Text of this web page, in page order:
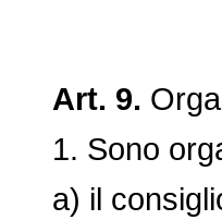
Art. 9.
1. Sono
a) il